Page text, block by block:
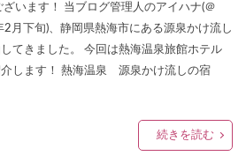
います！ 当ブログ管理人のアイハナ(＠
2月下旬)、静岡県熱海市にある源泉かけ流し
てきました。 今回は熱海温泉旅館ホテル
介します！ 熱海温泉 源泉かけ流しの宿
続きを読む